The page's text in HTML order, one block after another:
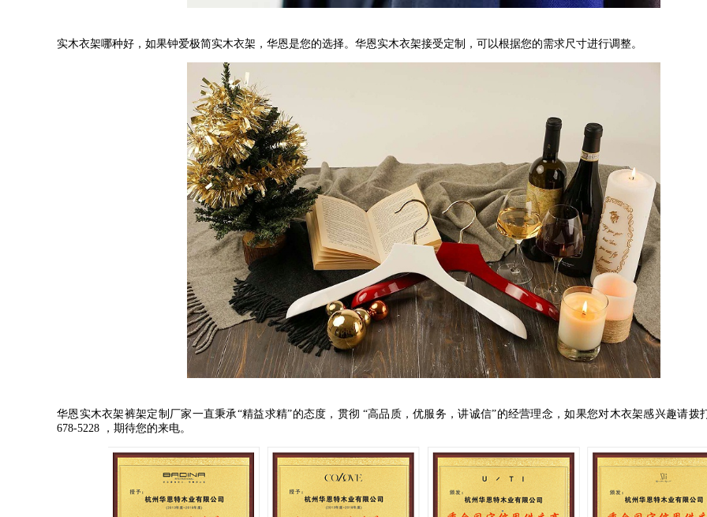
实木衣架哪种好，如果钟爱极简实木衣架，华恩是您的选择。华恩实木衣架接受定制，可以根据您的需求尺寸进行调整。
华恩实木衣架裤架定制厂家一直秉承“精益求精”的态度，贯彻 “高品质，优服务，讲诚信”的经营理念，如果您对木衣架感兴趣请拨
678-5228
，期待您的来电。